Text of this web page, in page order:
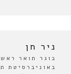
ניר חן
בוגר תואר
באוניברסיטת